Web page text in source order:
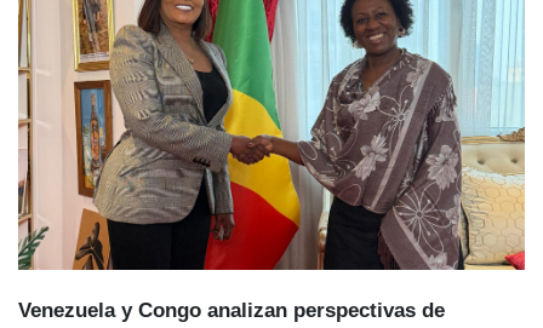
Venezuela y Congo analizan perspectivas de